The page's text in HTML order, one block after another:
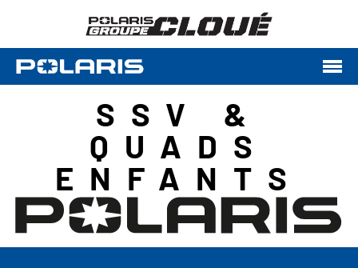
SSV &
QUADS
ENFANTS